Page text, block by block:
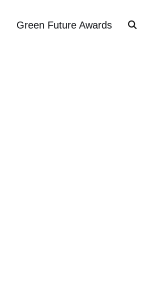
Green Future Awards